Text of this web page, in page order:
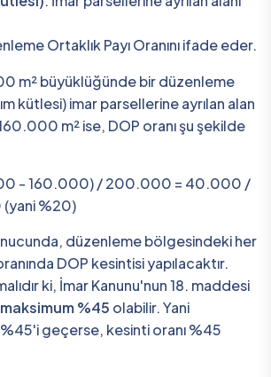
Ortaklık Payı Oranını ifade eder.
m² büyüklüğünde bir düzenleme
kütlesi) imar parsellerine ayrılan alan
m² ise, DOP oranı şu şekilde
- 160.000) / 200.000 = 40.000 /
%20)
düzenleme bölgesindeki her
DOP kesintisi yapılacaktır.
ki, İmar Kanunu'nun 18. maddesi
maksimum %45 olabilir. Yani
geçerse, kesinti oranı %45